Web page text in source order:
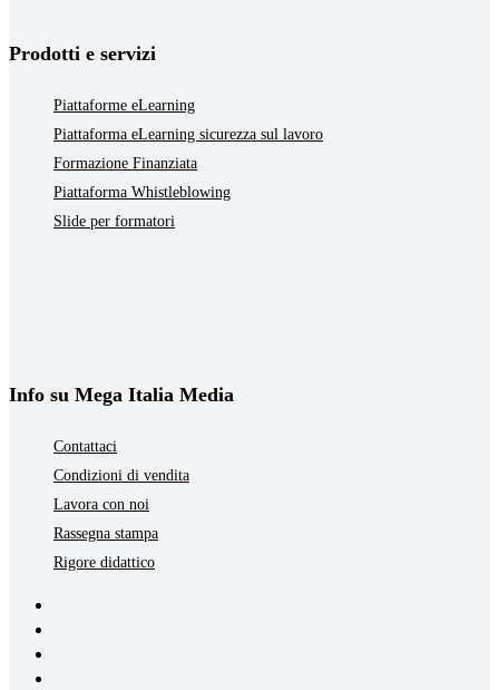
Prodotti e servizi
Piattaforme eLearning
Piattaforma eLearning sicurezza sul lavoro
Formazione Finanziata
Piattaforma Whistleblowing
Slide per formatori
Info su Mega Italia Media
Contattaci
Condizioni di vendita
Lavora con noi
Rassegna stampa
Rigore didattico